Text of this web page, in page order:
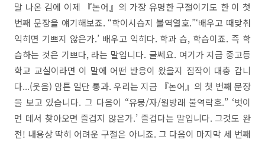
말 나온 김에 이제 『논어』의 가장 유명한 구절이기도 한 이 첫
번째 문장을 얘기해보죠. “학이시습지 불역열호.”‘배우고 때맞춰
익히면 기쁘지 않은가.’ 배우고 익히다. 학과 습, 학습이죠. 즉 학
습하는 것은 기쁘다, 라는 말입니다. 글쎄요. 여기가 지금 중고등
학교 교실이라면 이 말에 어떤 반응이 왔을지 짐작이 대충 갑니
다...(웃음) 암튼 일단 통과. 우리는 지금 『논어』의 첫 번째 문장
을 보고 있습니다. 그 다음이 “유붕/자/원방래 불역락호.” ‘벗이
먼 데서 찾아오면 즐겁지 않은가.’ 즐겁다는 말입니다. 그것도 완
전! 내용상 딱히 어려운 구절은 아니죠. 그 다음이 마지막 세 번째